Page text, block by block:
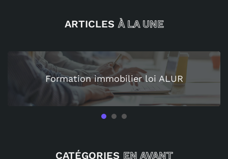
ARTICLES À LA UNE
Quel spectacle choisir pour
privée ?
CATÉGORIES EN AVANT